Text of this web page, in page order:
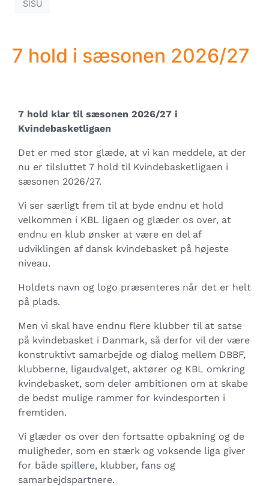
SISU
7 hold i sæsonen 2026/27
7 hold klar til sæsonen 2026/27 i
Kvindebasketligaen
Det er med stor glæde, at vi kan meddele, at der
nu er tilsluttet 7 hold til Kvindebasketligaen i
sæsonen 2026/27.
Vi ser særligt frem til at byde endnu et hold
velkommen i KBL ligaen og glæder os over, at
endnu en klub ønsker at være en del af
udviklingen af dansk kvindebasket på højeste
niveau.
Holdets navn og logo præsenteres når det er helt
på plads.
Men vi skal have endnu flere klubber til at satse
på kvindebasket i Danmark, så derfor vil der være
konstruktivt samarbejde og dialog mellem DBBF,
klubberne, ligaudvalget, aktører og KBL omkring
kvindebasket, som deler ambitionen om at skabe
de bedst mulige rammer for kvindesporten i
fremtiden.
Vi glæder os over den fortsatte opbakning og de
muligheder, som en stærk og voksende liga giver
for både spillere, klubber, fans og
samarbejdspartnere.